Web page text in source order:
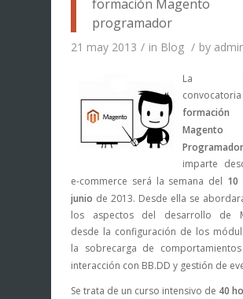
formación Magento
programador
21 may 2013 / in Blog / by
La
Magento
Programador
imparte
e-commerce será la semana del 10
junio de 2013. Desde ella se
los aspectos del desarrollo de
desde la configuración de los
la sobrecarga de comportamientos
interacción con BB.DD y gestión de
Se trata de un curso intensivo de 40